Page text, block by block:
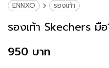
ENNXO รองเท้า
รองเท้า Skechers มือ
950 บาท